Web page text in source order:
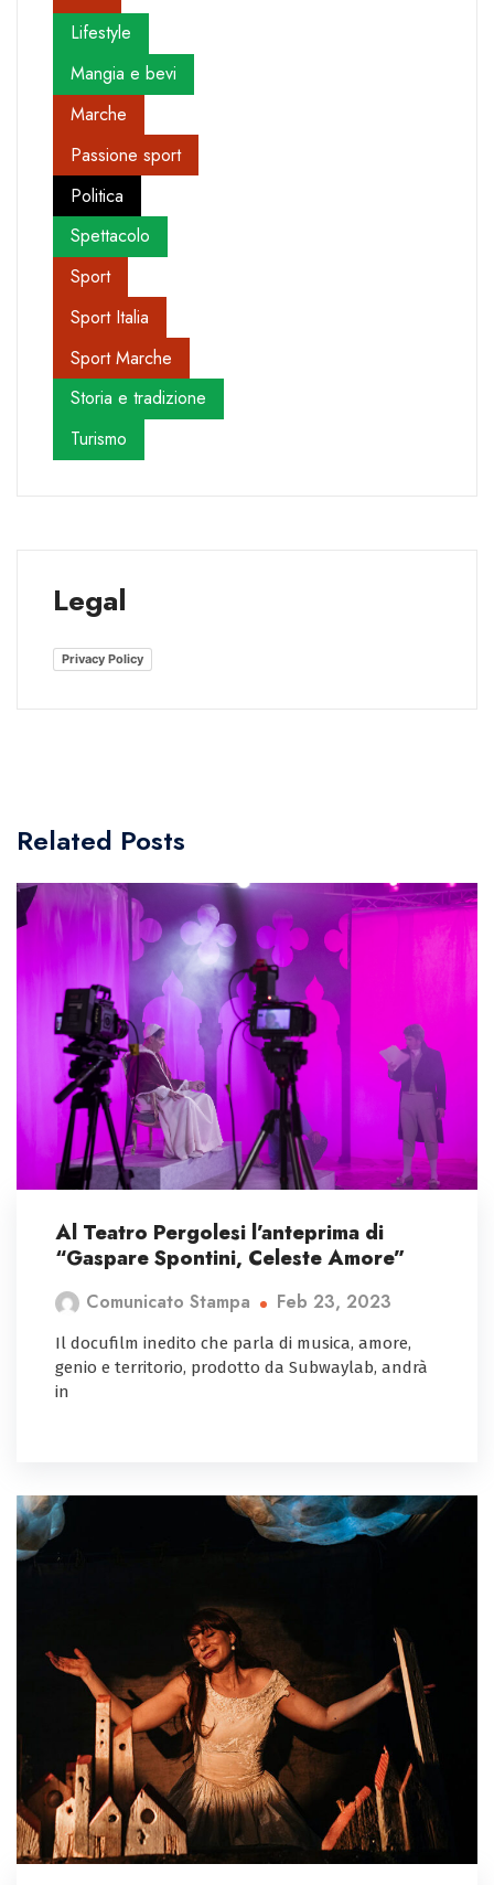
Lifestyle
Mangia e bevi
Marche
Passione sport
Politica
Spettacolo
Sport
Sport Italia
Sport Marche
Storia e tradizione
Turismo
Legal
Privacy Policy
Related Posts
Al Teatro Pergolesi l’anteprima di
“Gaspare Spontini, Celeste Amore”
Comunicato Stampa Feb 23, 2023
Il docufilm inedito che parla di musica, amore,
genio e territorio, prodotto da Subwaylab, andrà
in